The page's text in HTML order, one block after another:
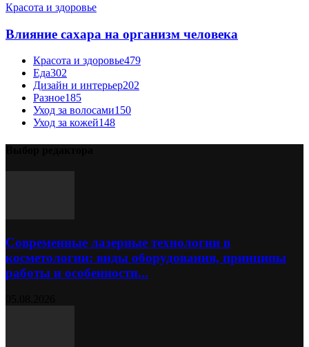
Красота и здоровье
Влияние сахара на организм человека
Красота и здоровье479
Еда302
Дизайн и интерьер202
Разное185
Уход за волосами150
Уход за кожей148
Современные лазерные технологии в
косметологии: виды оборудования, принципы
работы и особенности...